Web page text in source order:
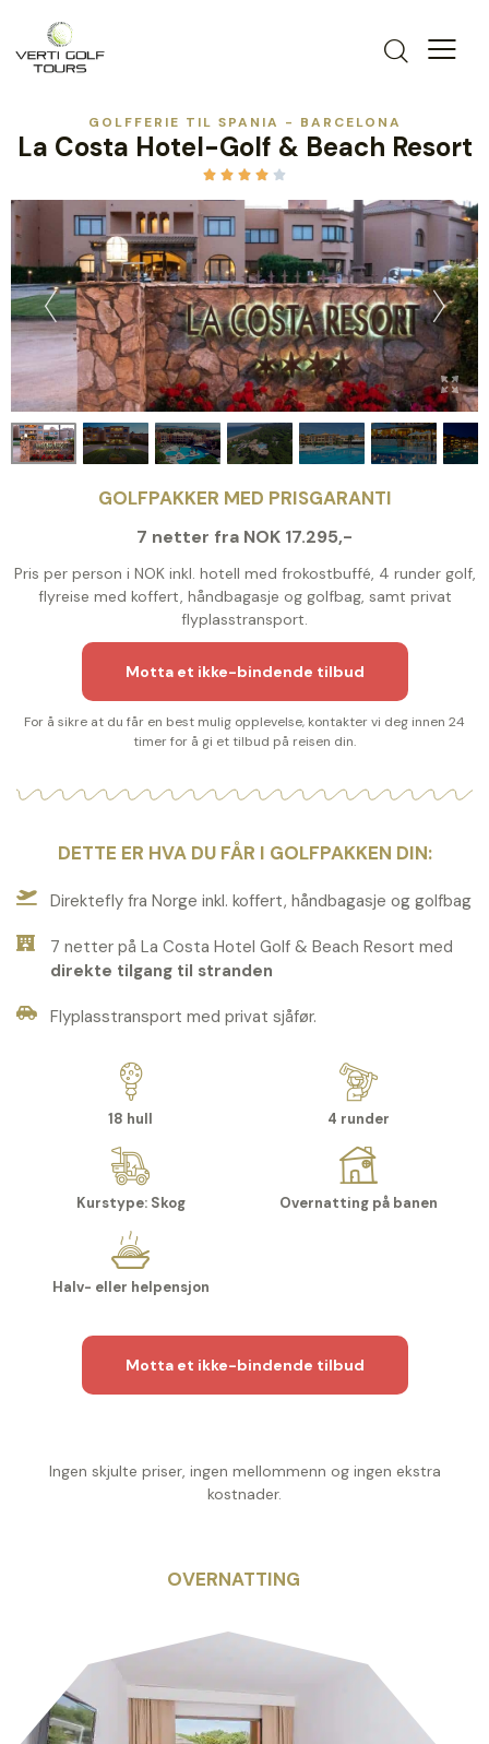
GOLFFERIE TIL SPANIA - BARCELONA
La Costa Hotel-Golf & Beach Resort
    
GOLFPAKKER MED PRISGARANTI
7 netter fra NOK 17.295,-
Pris per person i NOK inkl. hotell med frokostbuffé, 4 runder golf,
flyreise med koffert, håndbagasje og golfbag, samt privat
flyplasstransport.
Motta et ikke-bindende tilbud
For å sikre at du får en best mulig opplevelse, kontakter vi deg innen 24
timer for å gi et tilbud på reisen din.
DETTE ER HVA DU FÅR I GOLFPAKKEN DIN:
Direktefly fra Norge inkl. koffert, håndbagasje og golfbag
7 netter på La Costa Hotel Golf & Beach Resort med
direkte tilgang til stranden
Flyplasstransport med privat sjåfør.
18 hull 4 runder
Kurstype: Skog Overnatting på banen
Halv- eller helpensjon
Motta et ikke-bindende tilbud
Ingen skjulte priser, ingen mellommenn og ingen ekstra
kostnader.
OVERNATTING